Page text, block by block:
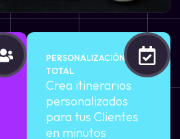
PERSONALIZACIÓN
TOTAL
Crea itinerarios
personalizados
para tus Clientes
en minutos